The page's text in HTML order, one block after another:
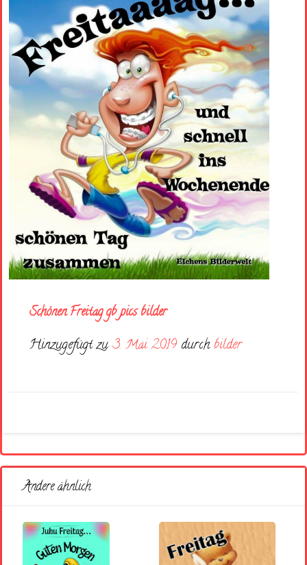
Schönen Freitag gb pics bilder
Hinzugefügt zu3. Mai 2019 durch bilder
Andere ähnlich